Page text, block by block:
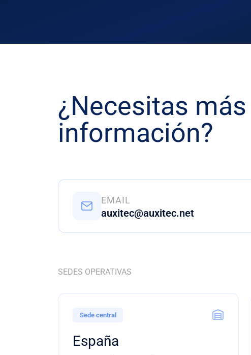
¿Necesitas más
información?
EMAIL
auxitec@auxitec.net
SEDES OPERATIVAS
Sede central
España